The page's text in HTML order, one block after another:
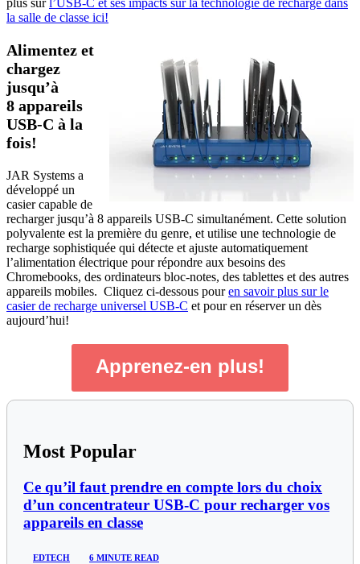
la salle de classe ici!
Alimentez et
chargez
jusqu’à
8 appareils
USB-C à la
fois!
JAR Systems a
développé un
casier capable de
recharger jusqu’à 8 appareils USB-C simultanément. Cette solution
polyvalente est la première du genre, et utilise une technologie de
recharge sophistiquée qui détecte et ajuste automatiquement
l’alimentation électrique pour répondre aux besoins des
Chromebooks, des ordinateurs bloc-notes, des tablettes et des autres
appareils mobiles. Cliquez ci-dessous pouren savoir plus sur le
casier de recharge universel USB-C et pour en réserver un dès
aujourd’hui!
Apprenez-en plus!
Most Popular
Ce qu’il faut prendre en compte lors du choix
d’un concentrateur USB-C pour recharger vos
appareils en classe
EDTECH 6 MINUTE READ